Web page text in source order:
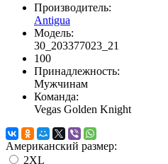
Производитель:
Antigua
Модель:
30_203377023_21
100
Принадлежность:
Мужчинам
Команда:
Vegas Golden Knight
Американский размер:
2XL